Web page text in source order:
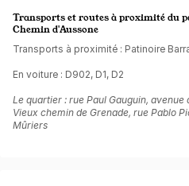
Transports et routes à proximité du
Chemin d'Aussone
Transports à proximité : Patinoire
En voiture : D902, D1, D2
Le quartier : rue Paul Gauguin, avenue
Vieux chemin de Grenade, rue Pablo
Mûriers